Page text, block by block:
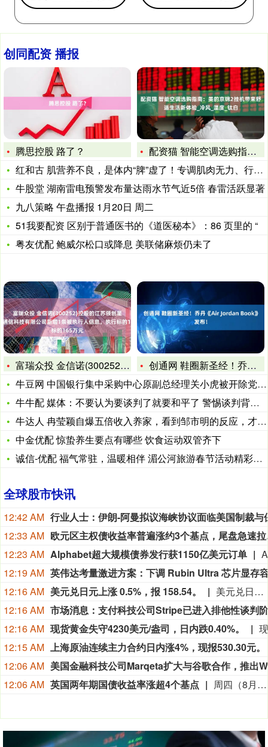
创同配资 播报
腾思控股 路了？
配资猫 智能空调选购指南：美的京锦2挂机带来舒适生活新体验_
红和古 肌营养不良，是体内“脾”虚了！专调肌肉无力、行走困难
牛股堂 湖南雷电预警发布量达雨水节气近5倍 春雷活跃显著
九八策略 午盘播报 1月20日 周二
51我要配资 区别于普通医书的《道医秘本》：86 页里的 “
粤友优配 鲍威尔松口或降息 美联储麻烦仍未了
富瑞众投 金信诺(300252)控股的江苏领创星通卫星通信科
创通网 鞋圈新圣经！乔丹《Air Jordan Book》发
牛豆网 中国银行集中采购中心原副总经理关小虎被开除党籍和公职
牛牛配 媒体：不要认为要谈判了就要和平了 警惕谈判背后的花招
牛达人 冉莹颖自爆五倍收入养家，看到邹市明的反应，才懂他和郑
中金优配 惊蛰养生要点有哪些 饮食运动双管齐下
诚信-优配 福气常驻，温暖相伴 湄公河旅游春节活动精彩回顾
全球股市快讯
12:42 AM
12:33 AM
欧元
12:23 AM Alphabet超大规模债券发行获1150亿美元订单
12:19 AM
12:16 AM 美元兑日元上涨 0.5%，报 158.54。
美元兑日元上涨 0.5%，报 158.54。
12:16 AM
12:16 AM 现货黄金失守4230美元/盎司，日内跌0.40%。
12:15 AM 上海原油连续主力合约日内涨4%，现报530.30元。
12:06 AM
12:06 AM 英国两年期国债收益率涨超4个基点 周四（8月6日）欧市尾盘，英国10年期国债收益率涨3.7个基点，报4.927%，整体持续震荡上行。两年期英债收益率涨4.3个基点，报4.285%。30年期英债收益率涨3个基点，50年期英债收益率涨3.3个基点。2/10年期英债收益率利差跌0.904个基点，报+63.806个基点。